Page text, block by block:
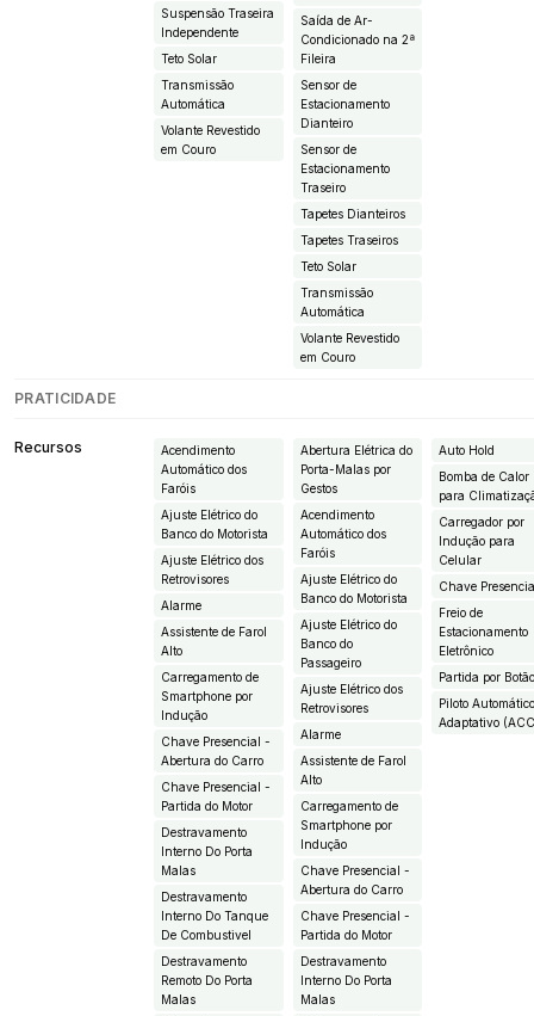
Suspensão Traseira
Independente
Teto Solar
Transmissão
Automática
Volante Revestido
em Couro
Saída de Ar-
Condicionado na 2ª
Fileira
Sensor de
Estacionamento
Dianteiro
Sensor de
Estacionamento
Traseiro
Tapetes Dianteiros
Tapetes Traseiros
Teto Solar
Transmissão
Automática
Volante Revestido
em Couro
PRATICIDADE
Recursos
Acendimento
Automático dos
Faróis
Ajuste Elétrico do
Banco do Motorista
Ajuste Elétrico dos
Retrovisores
Alarme
Assistente de Farol
Alto
Carregamento de
Smartphone por
Indução
Chave Presencial -
Abertura do Carro
Chave Presencial -
Partida do Motor
Destravamento
Interno Do Porta
Malas
Destravamento
Interno Do Tanque
De Combustivel
Destravamento
Remoto Do Porta
Malas
Abertura Elétrica do
Porta-Malas por
Gestos
Acendimento
Automático dos
Faróis
Ajuste Elétrico do
Banco do Motorista
Ajuste Elétrico do
Banco do
Passageiro
Ajuste Elétrico dos
Retrovisores
Alarme
Assistente de Farol
Alto
Carregamento de
Smartphone por
Indução
Chave Presencial -
Abertura do Carro
Chave Presencial -
Partida do Motor
Destravamento
Interno Do Porta
Malas
Auto Hold
Bomba de Calor
para
Carregador por
Indução para
Celular
Chave
Freio de
Estacionamento
Eletrônico
Partida por
Piloto
Adaptativo